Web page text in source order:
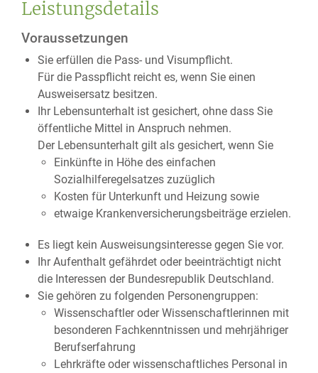
Leistungsdetails
Voraussetzungen
Sie erfüllen die Pass- und Visumpflicht.
Für die Passpflicht reicht es, wenn Sie einen
Ausweisersatz besitzen.
Ihr Lebensunterhalt ist gesichert, ohne dass Sie
öffentliche Mittel in Anspruch nehmen.
Der Lebensunterhalt gilt als gesichert, wenn Sie
Einkünfte in Höhe des einfachen
Sozialhilferegelsatzes zuzüglich
Kosten für Unterkunft und Heizung sowie
etwaige Krankenversicherungsbeiträge erzielen.
Es liegt kein Ausweisungsinteresse gegen Sie vor.
Ihr Aufenthalt gefährdet oder beeinträchtigt nicht
die Interessen der Bundesrepublik Deutschland.
Sie gehören zu folgenden Personengruppen:
Wissenschaftler oder Wissenschaftlerinnen mit
besonderen Fachkenntnissen und mehrjähriger
Berufserfahrung
Lehrkräfte oder wissenschaftliches Personal in